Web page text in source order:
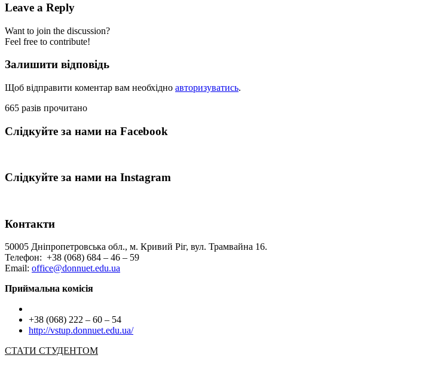
Leave a Reply
Want to join the discussion?
Feel free to contribute!
Залишити відповідь
Щоб відправити коментар вам необхідно авторизуватись.
665 разів прочитано
Слідкуйте за нами на Facebook
Слідкуйте за нами на Instagram
Контакти
50005 Дніпропетровська обл., м. Кривий Ріг, вул. Трамвайна 16.
Телефон: +38 (068) 684 – 46 – 59
Email: office@donnuet.edu.ua
Приймальна комісія
+38 (068) 222 – 60 – 54
http://vstup.donnuet.edu.ua/
СТАТИ СТУДЕНТОМ